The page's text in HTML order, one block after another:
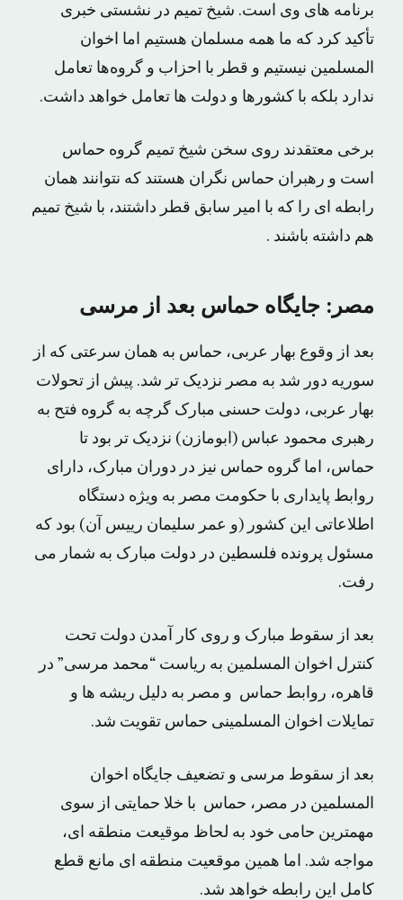
برنامه هاى وى است. شیخ تمیم در نشستی خبری
تأکید کرد که ما همه مسلمان هستیم اما اخوان
المسلمین نیستیم و قطر با احزاب و گروه‌ها تعامل
ندارد بلکه با کشورها و دولت ها تعامل خواهد داشت.
برخى معتقدند روى سخن شیخ تمیم گروه حماس
است و رهبران حماس نگران هستند که نتوانند همان
رابطه اى را که با امیر سابق قطر داشتند، با شیخ تمیم
هم داشته باشند .
مصر: جایگاه حماس بعد از مرسى
بعد از وقوع بهار عربی، حماس به همان سرعتی که از
سوریه دور شد به مصر نزدیک تر شد. پیش از تحولات
بهار عربی، دولت حسنی مبارک گرچه به گروه فتح به
رهبری محمود عباس (ابومازن) نزدیک تر بود تا
حماس، اما گروه حماس نیز در دوران مبارک، دارای
روابط پایداری با حکومت مصر به ویژه دستگاه
اطلاعاتی این کشور (و عمر سلیمان رییس آن) بود که
مسئول پرونده فلسطین در دولت مبارک به شمار می
رفت.
بعد از سقوط مبارک و روی کار آمدن دولت تحت
کنترل اخوان المسلمین به ریاست “محمد مرسی” در
قاهره، روابط حماس و مصر به دلیل ریشه ها و
تمایلات اخوان المسلمینی حماس تقویت شد.
بعد از سقوط مرسى و تضعیف جایگاه اخوان
المسلمین در مصر، حماس با خلا حمایتى از سوى
مهمترین حامى خود به لحاظ موقیعت منطقه اى،
مواجه شد. اما همین موقعیت منطقه اى مانع قطع
کامل این رابطه خواهد شد.